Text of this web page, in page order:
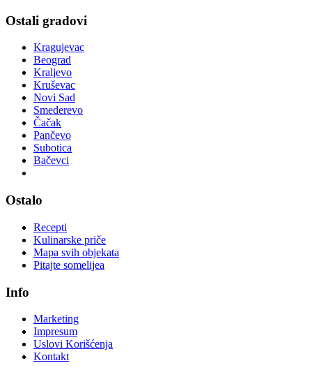
Ostali gradovi
Kragujevac
Beograd
Kraljevo
Kruševac
Novi Sad
Smederevo
Čačak
Pančevo
Subotica
Bačevci
Ostalo
Recepti
Kulinarske priče
Mapa svih objekata
Pitajte somelijea
Info
Marketing
Impresum
Uslovi Korišćenja
Kontakt